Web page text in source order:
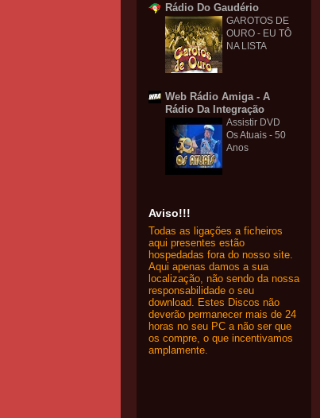
Rádio Do Gaudério
GAROTOS DE
OURO - EU TÔ
NA LISTA
Web Rádio Amiga - A
Rádio Da Integração
Assistir DVD
Os Atuais - 50
Anos
Aviso!!!
Todas as ligações a ficheiros
aqui presentes estão
hospedadas fora do nosso site.
Aqui apenas damos a sua
localização, não sendo da nossa
responsabilidade o seu
download. Estes Discos não
deverão permanecer mais de 24
horas no seu PC a não ser que
os compre, o que incentivamos
amplamente.